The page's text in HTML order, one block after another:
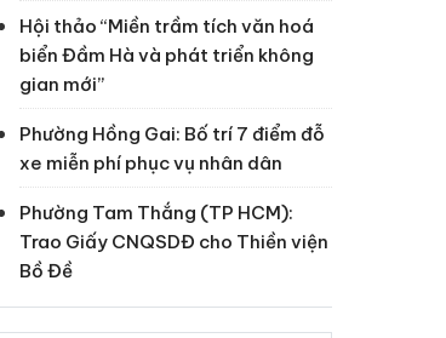
Hội thảo “Miền trầm tích văn hoá
biển Đầm Hà và phát triển không
gian mới”
Phường Hồng Gai: Bố trí 7 điểm đỗ
xe miễn phí phục vụ nhân dân
Phường Tam Thắng (TP HCM):
Trao Giấy CNQSDĐ cho Thiền viện
Bồ Đề